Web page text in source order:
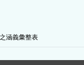
涵義彙整表